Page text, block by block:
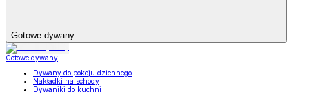
Gotowe dywany
Gotowe dywany
Dywany do pokoju dziennego
Nakładki na schody
Dywaniki do kuchni